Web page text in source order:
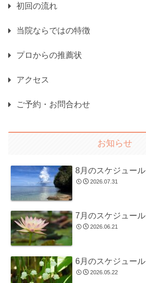
初回の流れ
当院ならではの特徴
プロからの推薦状
アクセス
ご予約・お問合わせ
お知らせ
8月のスケジュール
2026.07.31
7月のスケジュール
2026.06.21
6月のスケジュール
2026.05.22